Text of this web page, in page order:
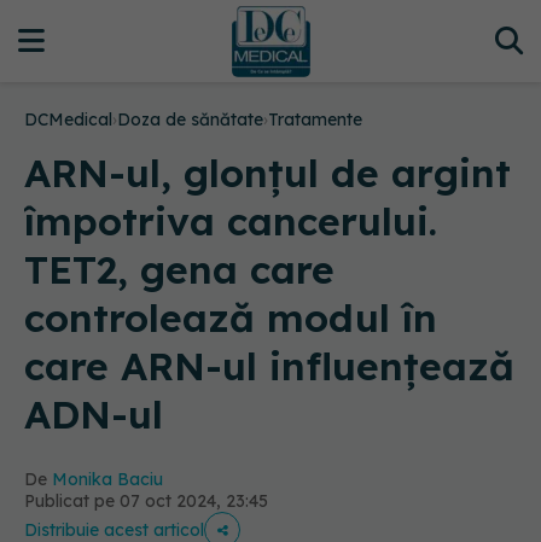
DCMedical›Doza de sănătate›Tratamente
ARN-ul, glonțul de argint
împotriva cancerului.
TET2, gena care
controlează modul în
care ARN-ul influențează
ADN-ul
De Monika Baciu
Publicat pe 07 oct 2024, 23:45
Distribuie acest articol